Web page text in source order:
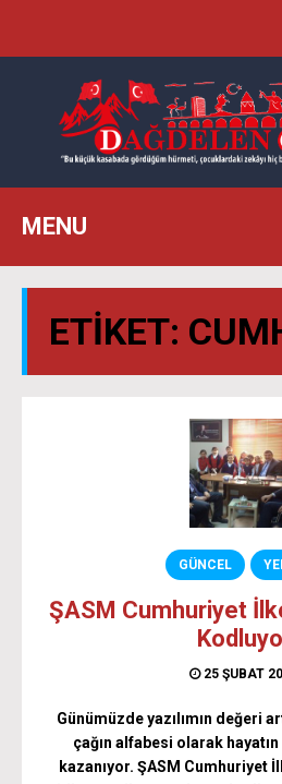
MENU
ETIKET:
GÜNCEL
ŞASM Cumhuriyet
25 ŞUBAT
Günümüzde yazılımın değeri
çağın alfabesi olarak
kazanıyor. ŞASM Cumhuriyet